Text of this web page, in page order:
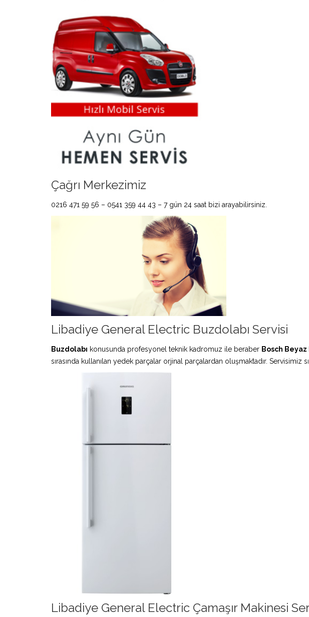
Çağrı Merkezimiz
0216 471 59 56 – 0541 359 44 43 – 7 gün 24 saat bizi arayabilirsiniz.
Libadiye General Electric Buzdolabı Servisi
Buzdolabı konusunda profesyonel teknik kadromuz ile beraber Bosch Beyaz
sırasında kullanılan yedek parçalar orjinal parçalardan oluşmaktadır. Servisimiz
Libadiye General Electric Çamaşır Makinesi